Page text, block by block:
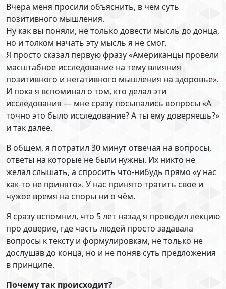
Вчера меня просили объяснить, в чем суть
позитивного мышления.
Ну как вы поняли, не только довести мысль до донца,
но и толком начать эту мысль я не смог.
Я просто сказал первую фразу «Американцы провели
масштабное исследование на тему влияния
позитивного и негативного мышления на здоровье».
И пока я вспоминал о том, кто делал эти
исследования — мне сразу посыпались вопросы «А
точно это было исследование? А ты ему доверяешь?»
и так далее.
В общем, я потратил 30 минут отвечая на вопросы,
ответы на которые не были нужны. Их никто не
желал слышать, а спросить что-нибудь прямо «у нас
как-то не принято». У нас принято тратить свое и
чужое время на споры ни о чём.
Я сразу вспомнил, что 5 лет назад я проводил лекцию
про доверие, где часть людей просто задавала
вопросы к тексту и формулировкам, не только не
дослушав до конца, но и не поняв суть предложения
в принципе.
Почему так происходит?